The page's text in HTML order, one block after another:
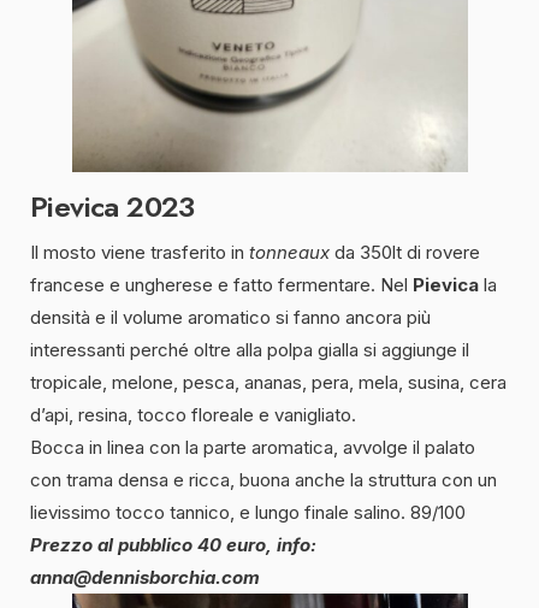
Pievica 2023
Il mosto viene trasferito in tonneaux da 350lt di rovere
francese e ungherese e fatto fermentare. Nel Pievica la
densità e il volume aromatico si fanno ancora più
interessanti perché oltre alla polpa gialla si aggiunge il
tropicale, melone, pesca, ananas, pera, mela, susina, cera
d’api, resina, tocco floreale e vanigliato.
Bocca in linea con la parte aromatica, avvolge il palato
con trama densa e ricca, buona anche la struttura con un
lievissimo tocco tannico, e lungo finale salino. 89/100
Prezzo al pubblico 40 euro, info:
anna@dennisborchia.com